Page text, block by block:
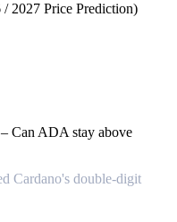
2027 Price Prediction)
Can ADA stay above
Cardano's double-digit